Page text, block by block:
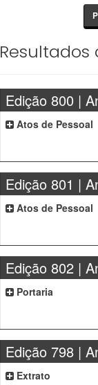
Resultados
Edição 800 |
Atos de Pessoal
Edição 801 |
Atos de Pessoal
Edição 802 |
Portaria
Edição 798 |
Extrato